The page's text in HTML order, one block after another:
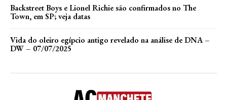
Backstreet Boys e Lionel Richie são confirmados no The
Town, em SP; veja datas
Vida do oleiro egípcio antigo revelado na análise de DNA –
DW – 07/07/2025